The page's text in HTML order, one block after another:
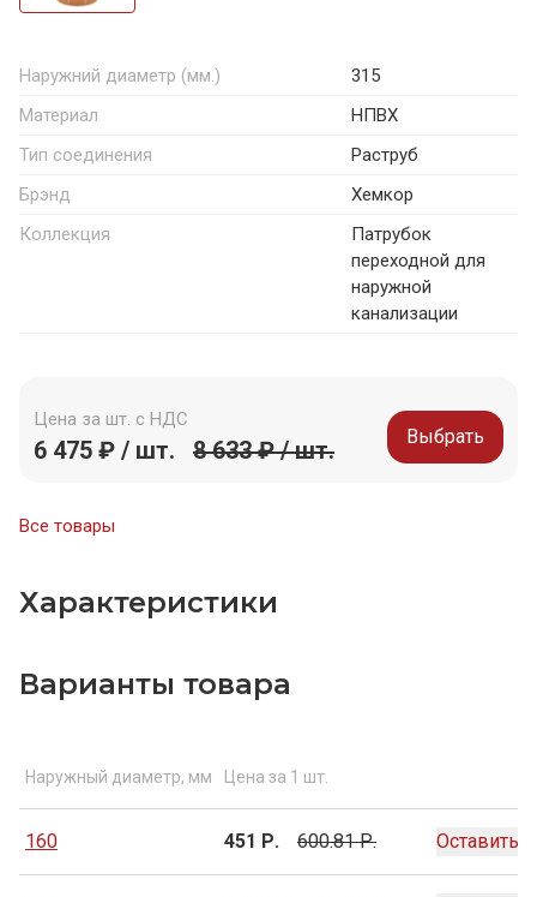
Наружний диаметр (мм.)
315
Материал
НПВХ
Тип соединения
Раструб
Брэнд
Хемкор
Коллекция
Патрубок
переходной для
наружной
канализации
Цена за шт. с НДС
6 475 ₽ / шт. 8 633 ₽ / шт. Выбрать
Все товары
Характеристики
Варианты товара
Наружный диаметр, мм Цена за 1 шт.
160 451 Р. 600.81 Р. Оставить